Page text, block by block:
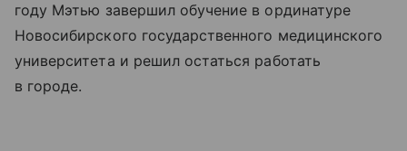
году Мэтью завершил обучение в ординатуре
Новосибирского государственного медицинского
университета и решил остаться работать
в городе.